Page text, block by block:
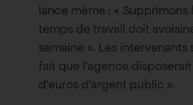
lance même : « Supprimons
temps de travail doit
semaine ». Les intervenants
fait que l’agence
d’euros d’argent public ».